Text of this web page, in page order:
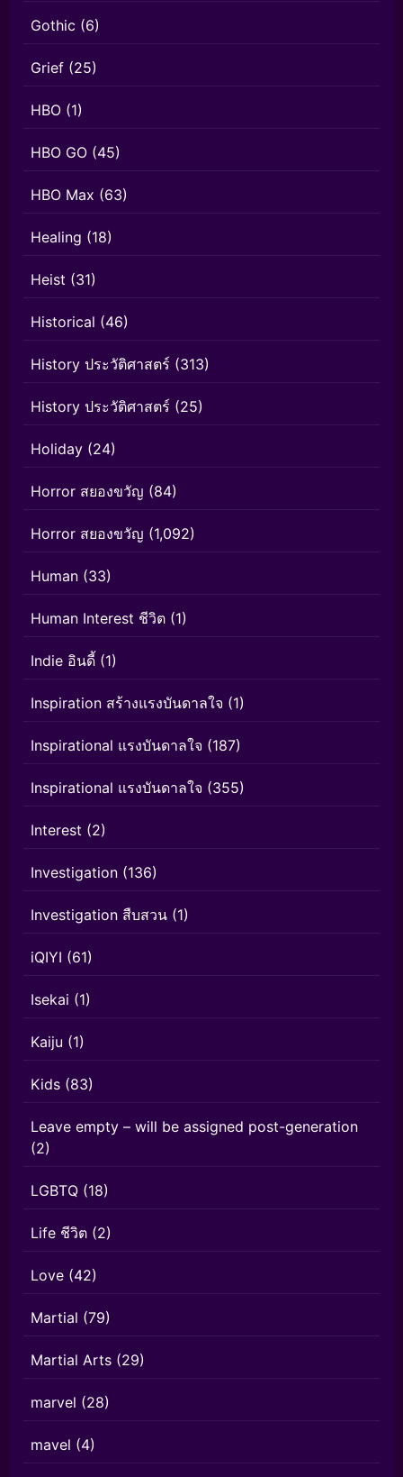
Gothic (6)
Grief (25)
HBO (1)
HBO GO (45)
HBO Max (63)
Healing (18)
Heist (31)
Historical (46)
History ประวัติศาสตร์ (313)
History ประวัติศาสตร์ (25)
Holiday (24)
Horror สยองขวัญ (84)
Horror สยองขวัญ (1,092)
Human (33)
Human Interest ชีวิต (1)
Indie อินดี้ (1)
Inspiration สร้างแรงบันดาลใจ (1)
Inspirational แรงบันดาลใจ (187)
Inspirational แรงบันดาลใจ (355)
Interest (2)
Investigation (136)
Investigation สืบสวน (1)
iQIYI (61)
Isekai (1)
Kaiju (1)
Kids (83)
Leave empty – will be assigned post-generation
(2)
LGBTQ (18)
Life ชีวิต (2)
Love (42)
Martial (79)
Martial Arts (29)
marvel (28)
mavel (4)